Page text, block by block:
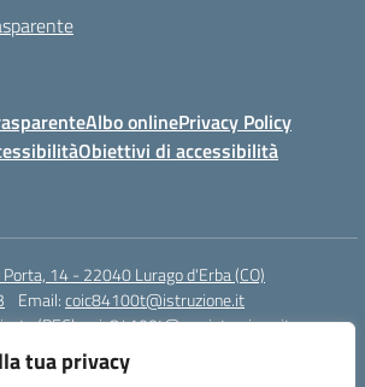
tua privacy
Albo onlinePrivacy Policy
Obiettivi di accessibilità
Porta, 14 - 22040 Lurago d'Erba (CO)
Email:coic84100t@istruzione.it
(PEC):coic84100t@pec.istruzione.it